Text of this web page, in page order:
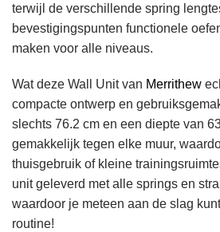
terwijl de verschillende spring
bevestigingspunten functionele
maken voor alle niveaus.
Wat deze Wall Unit van Merrithew
compacte ontwerp en
slechts 76.2 cm en een diepte van
gemakkelijk tegen elke muur,
thuisgebruik of kleine
unit geleverd met alle springs en
waardoor je meteen aan de slag
routine!